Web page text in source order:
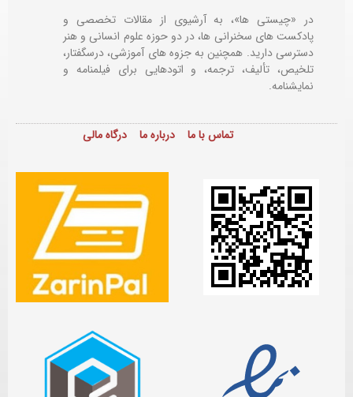
در «چیستی ها»، به آرشیوی از مقالات تخصصی و
پادکست های سخنرانی ها، در دو حوزه علوم انسانی و هنر
دسترسی دارید. همچنین به جزوه های آموزشی، درسگفتار،
تلخیص، تألیف، ترجمه، و اتودهایی برایفیلمنامه و
نمایشنامه.
تماس با ما درباره ما درگاه مالی